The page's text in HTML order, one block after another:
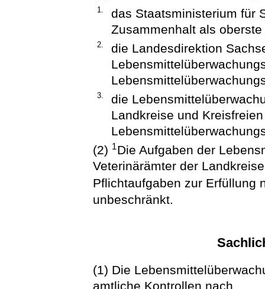
1.
das Staatsministerium für
Zusammenhalt als
2.
die Landesdirektion
3.
die
Landkreise und
(2) 1Die Aufgaben der
Veterinärämter der
Pflichtaufgaben zur Erfüllung
unbeschränkt.
(1) Die
amtliche Kontrollen nach